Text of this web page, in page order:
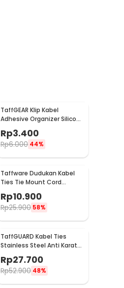
TaffGEAR Klip Kabel
Adhesive Organizer Silicone
Cable Clip 5 Slot - KR-8006
Rp3.400
Rp6.000 44%
Taffware Dudukan Kabel
Ties Tie Mount Cord
1Rp10.900
Rp25.900 58%
TaffGUARD Kabel Ties
Stainless Steel Anti Karat
4.6x250mm - IF10
Rp27.700
Rp52.900 48%